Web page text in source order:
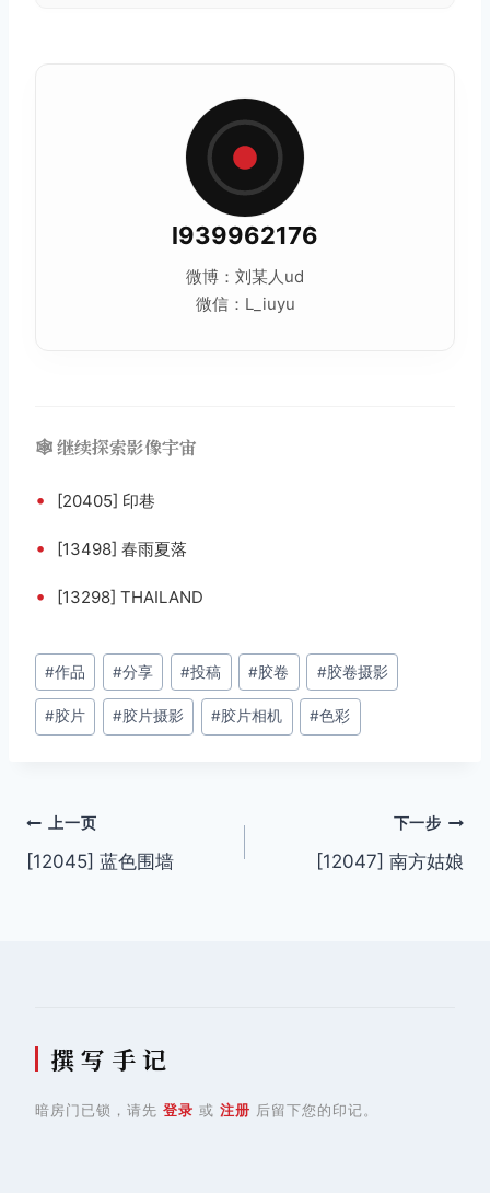
l939962176
微博：刘某人ud
微信：L_iuyu
🕸️ 继续探索影像宇宙
• [20405] 印巷
• [13498] 春雨夏落
• [13298] THAILAND
文
章
标
#作品 #分享 #投稿 #胶卷 #胶卷摄影
#胶片 #胶片摄影 #胶片相机 #色彩
文
章
上一页
[12045] 蓝色围墙
下一步
[12047] 南方姑娘
撰 写 手 记
暗房门已锁，请先 登录 或 注册 后留下您的印记。